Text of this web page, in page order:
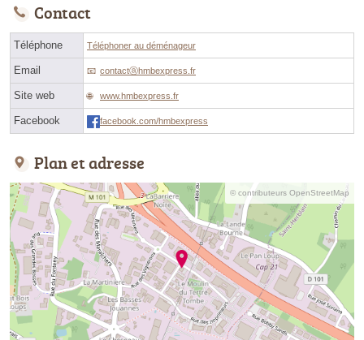
Contact
Téléphone Téléphoner au déménageur
Email contactⓐhmbexpress.fr
Site web www.hmbexpress.fr
Facebook facebook.com/hmbexpress
Plan et adresse
© contributeurs OpenStreetMap